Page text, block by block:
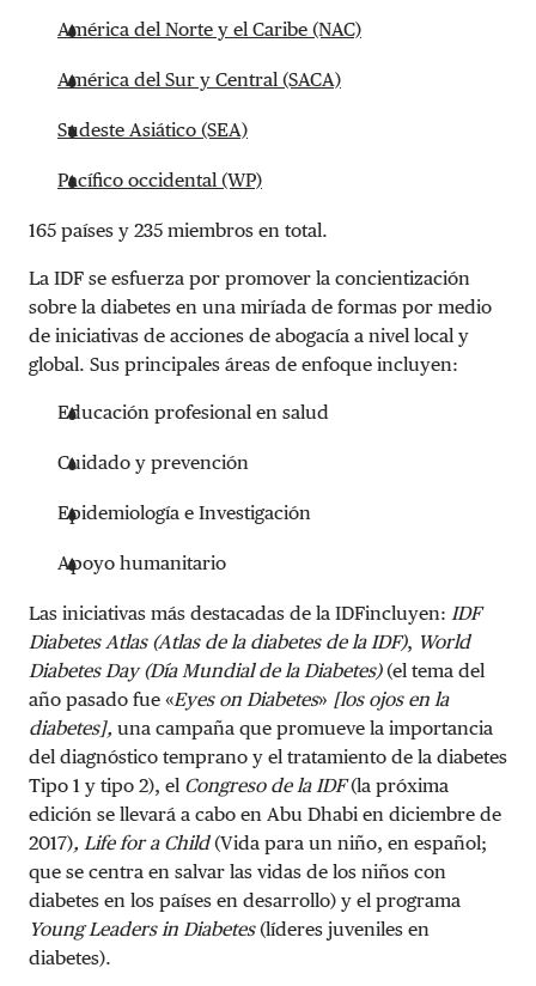
América del Norte y el Caribe (NAC)
América del Sur y Central (SACA)
Sudeste Asiático (SEA)
Pacífico occidental (WP)
165 países y 235 miembros en total.
La IDF se esfuerza por promover la concientización
sobre la diabetes en una miríada de formas por medio
de iniciativas de acciones de abogacía a nivel local y
global. Sus principales áreas de enfoque incluyen:
Educación profesional en salud
Cuidado y prevención
Epidemiología e Investigación
Apoyo humanitario
Las iniciativas más destacadas de la IDFincluyen: IDF
Diabetes Atlas (Atlas de la diabetes de la IDF), World
Diabetes Day (Día Mundial de la Diabetes)(el tema del
año pasado fue «Eyes on Diabetes» [los ojos en la
diabetes], una campaña que promueve la importancia
del diagnóstico temprano y el tratamiento de la diabetes
Tipo 1 y tipo 2), el Congreso de la IDF(la próxima
edición se llevará a cabo en Abu Dhabi en diciembre de
2017), Life for a Child(Vida para un niño, en español;
que se centra en salvar las vidas de los niños con
diabetes en los países en desarrollo) y el programa
Young Leaders in Diabetes(líderes juveniles en
diabetes).